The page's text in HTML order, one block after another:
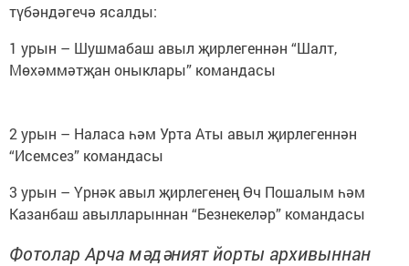
түбәндәгечә ясалды:
1 урын – Шушмабаш авыл җирлегеннән “Шалт,
Мөхәммәтҗан оныклары” командасы
2 урын – Наласа һәм Урта Аты авыл җирлегеннән
“Исемсез” командасы
3 урын – Үрнәк авыл җирлегенең Өч Пошалым һәм
Казанбаш авылларыннан “Безнекеләр” командасы
Фотолар Арча мәдәният йорты архивыннан